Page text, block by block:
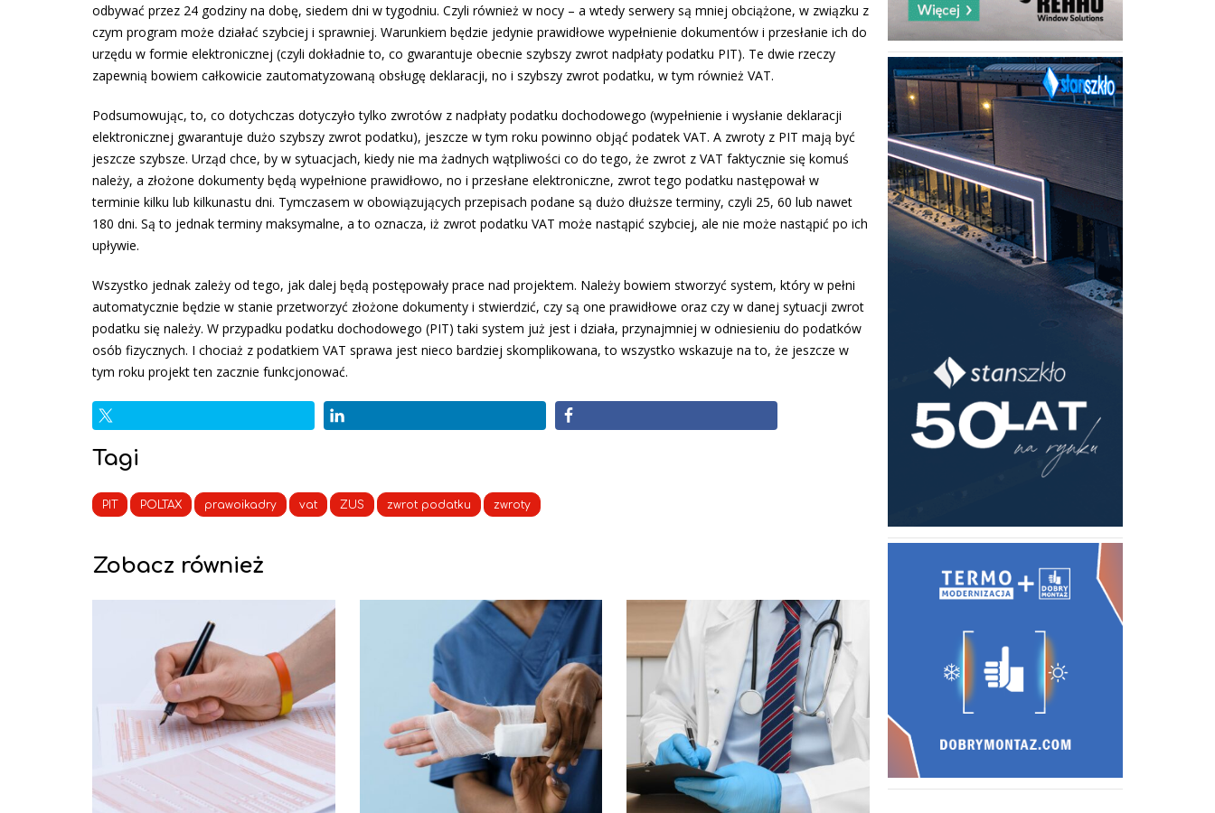
odbywać przez 24 godziny na dobę, siedem dni w tygodniu. Czyli również w nocy – a wtedy serwery są mniej obciążone, w związku z
czym program może działać szybciej i sprawniej. Warunkiem będzie jedynie prawidłowe wypełnienie dokumentów i przesłanie ich do
urzędu w formie elektronicznej (czyli dokładnie to, co gwarantuje obecnie szybszy zwrot nadpłaty podatku PIT). Te dwie rzeczy
zapewnią bowiem całkowicie zautomatyzowaną obsługę deklaracji, no i szybszy zwrot podatku, w tym również VAT.
Podsumowując, to, co dotychczas dotyczyło tylko zwrotów z nadpłaty podatku dochodowego (wypełnienie i wysłanie deklaracji
elektronicznej gwarantuje dużo szybszy zwrot podatku), jeszcze w tym roku powinno objąć podatek VAT. A zwroty z PIT mają być
jeszcze szybsze. Urząd chce, by w sytuacjach, kiedy nie ma żadnych wątpliwości co do tego, że zwrot z VAT faktycznie się komuś
należy, a złożone dokumenty będą wypełnione prawidłowo, no i przesłane elektroniczne, zwrot tego podatku następował w
terminie kilku lub kilkunastu dni. Tymczasem w obowiązujących przepisach podane są dużo dłuższe terminy, czyli 25, 60 lub nawet
180 dni. Są to jednak terminy maksymalne, a to oznacza, iż zwrot podatku VAT może nastąpić szybciej, ale nie może nastąpić po ich
upływie.
Wszystko jednak zależy od tego, jak dalej będą postępowały prace nad projektem. Należy bowiem stworzyć system, który w pełni
automatycznie będzie w stanie przetworzyć złożone dokumenty i stwierdzić, czy są one prawidłowe oraz czy w danej sytuacji zwrot
podatku się należy. W przypadku podatku dochodowego (PIT) taki system już jest i działa, przynajmniej w odniesieniu do podatków
osób fizycznych. I chociaż z podatkiem VAT sprawa jest nieco bardziej skomplikowana, to wszystko wskazuje na to, że jeszcze w
tym roku projekt ten zacznie funkcjonować.
Tagi
PIT POLTAX prawoikadry vat ZUS zwrot podatku zwroty
Zobacz również